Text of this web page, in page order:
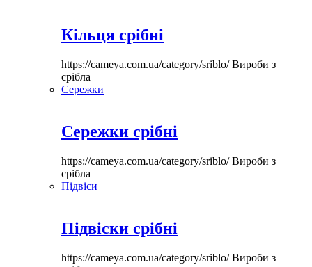
Кільця срібні
https://cameya.com.ua/category/sriblo/Вироби з
срібла
Сережки
Сережки срібні
https://cameya.com.ua/category/sriblo/Вироби з
срібла
Підвіси
Підвіски срібні
https://cameya.com.ua/category/sriblo/Вироби з